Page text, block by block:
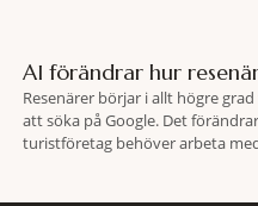
AI förändrar hur
Resenärer börjar i allt högre
att söka på Google. Det
turistföretag behöver arbeta